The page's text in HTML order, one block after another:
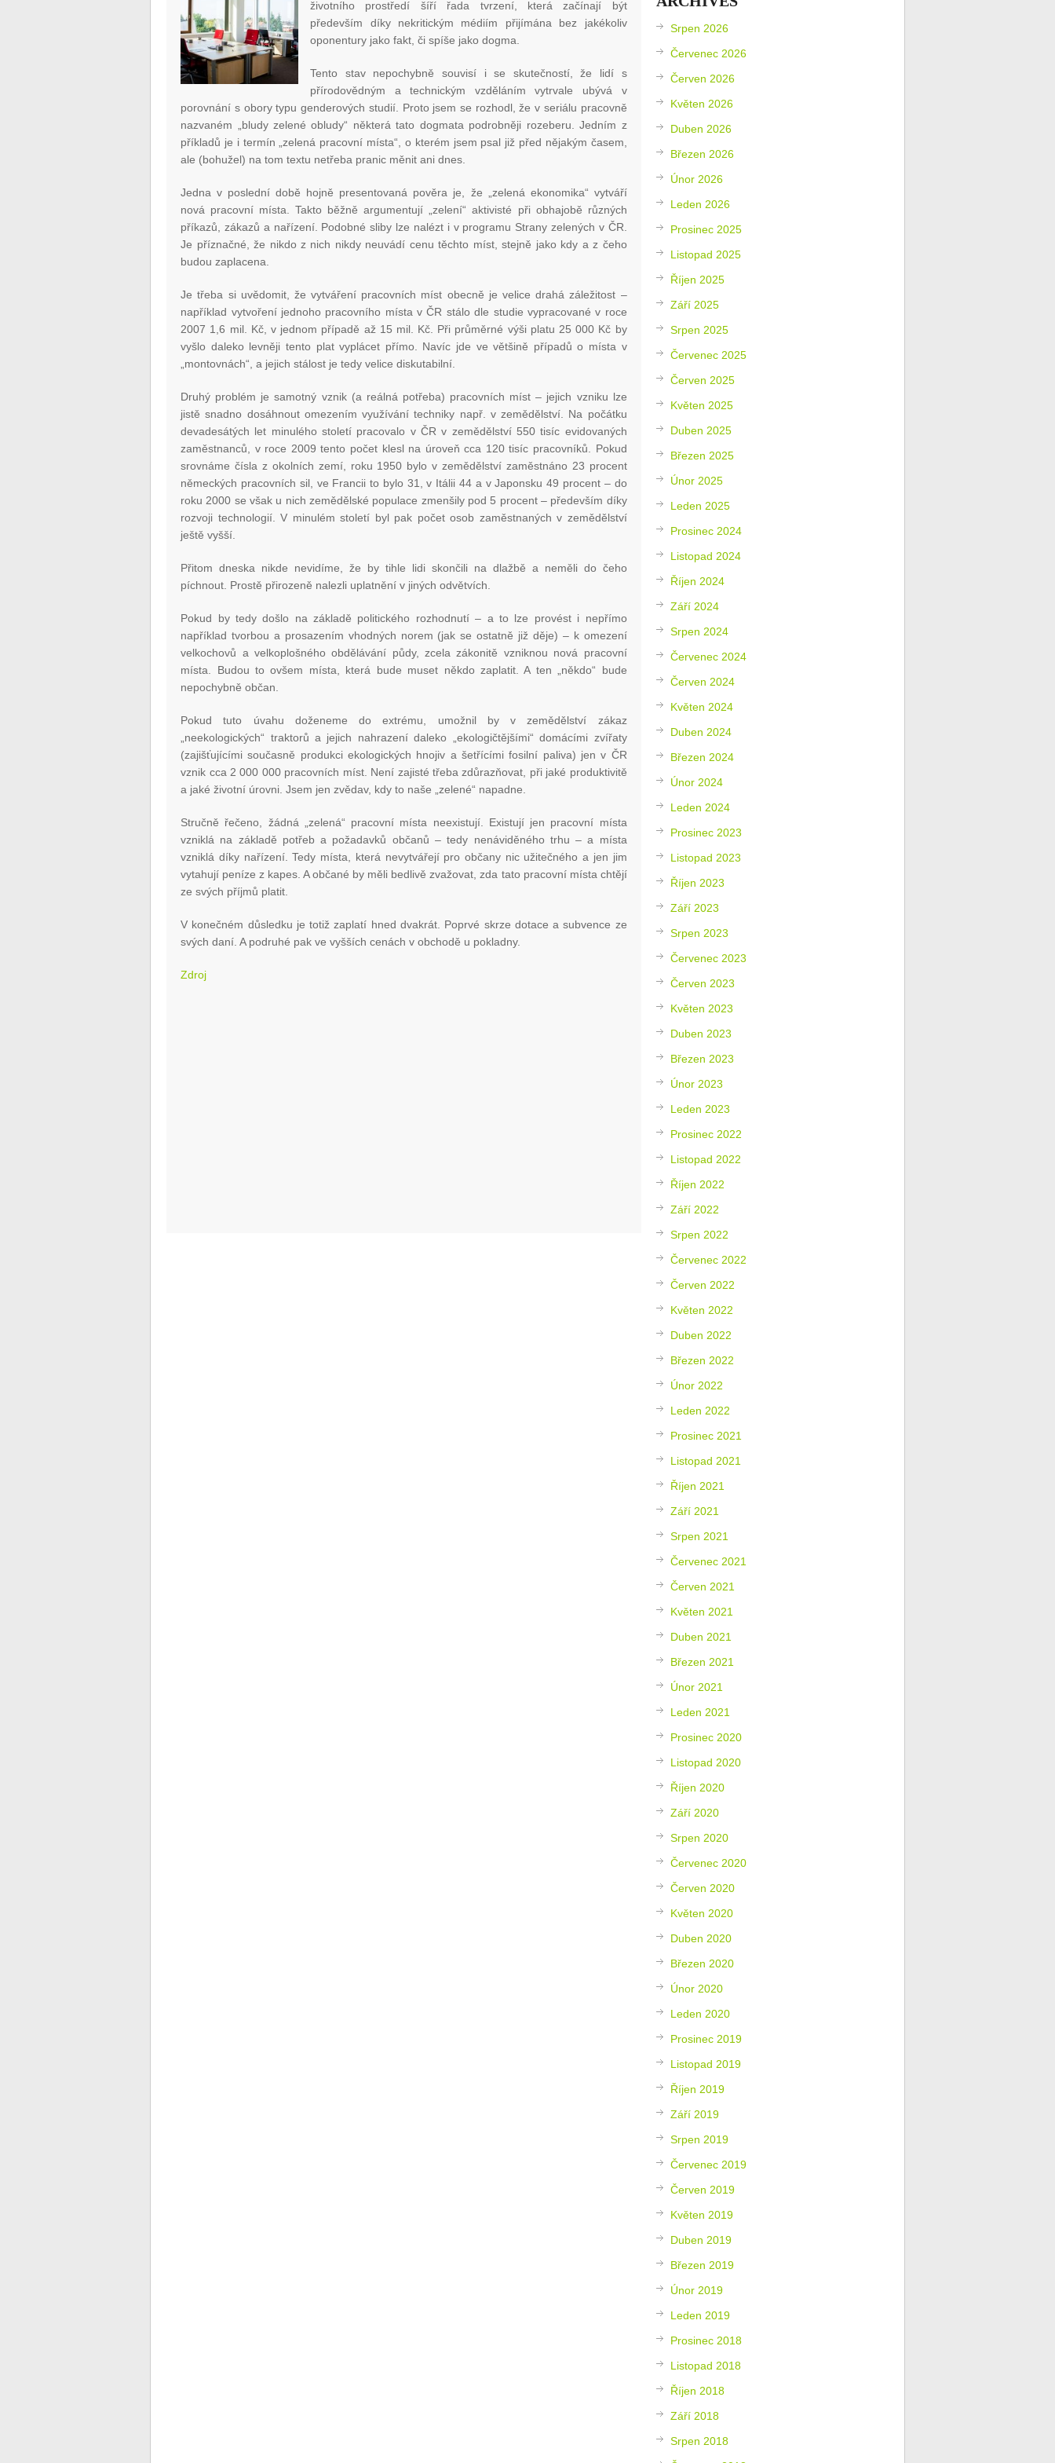
životního prostředí šíří řada tvrzení, která začínají být
především díky nekritickým médiím přijímána bez jakékoliv
oponentury jako fakt, či spíše jako dogma.
Tento stav nepochybně souvisí i se skutečností, že lidí s
přírodovědným a technickým vzděláním vytrvale ubývá v
porovnání s obory typu genderových studií. Proto jsem se rozhodl, že v seriálu pracovně
nazvaném „bludy zelené obludy“ některá tato dogmata podrobněji rozeberu. Jedním z
příkladů je i termín „zelená pracovní místa“, o kterém jsem psal již před nějakým časem,
ale (bohužel) na tom textu netřeba pranic měnit ani dnes.
Jedna v poslední době hojně presentovaná pověra je, že „zelená ekonomika“ vytváří
nová pracovní místa. Takto běžně argumentují „zelení“ aktivisté při obhajobě různých
příkazů, zákazů a nařízení. Podobné sliby lze nalézt i v programu Strany zelených v ČR.
Je příznačné, že nikdo z nich nikdy neuvádí cenu těchto míst, stejně jako kdy a z čeho
budou zaplacena.
Je třeba si uvědomit, že vytváření pracovních míst obecně je velice drahá záležitost –
například vytvoření jednoho pracovního místa v ČR stálo dle studie vypracované v roce
2007 1,6 mil. Kč, v jednom případě až 15 mil. Kč. Při průměrné výši platu 25 000 Kč by
vyšlo daleko levněji tento plat vyplácet přímo. Navíc jde ve většině případů o místa v
„montovnách“, a jejich stálost je tedy velice diskutabilní.
Druhý problém je samotný vznik (a reálná potřeba) pracovních míst – jejich vzniku lze
jistě snadno dosáhnout omezením využívání techniky např. v zemědělství. Na počátku
devadesátých let minulého století pracovalo v ČR v zemědělství 550 tisíc evidovaných
zaměstnanců, v roce 2009 tento počet klesl na úroveň cca 120 tisíc pracovníků. Pokud
srovnáme čísla z okolních zemí, roku 1950 bylo v zemědělství zaměstnáno 23 procent
německých pracovních sil, ve Francii to bylo 31, v Itálii 44 a v Japonsku 49 procent – do
roku 2000 se však u nich zemědělské populace zmenšily pod 5 procent – především díky
rozvoji technologií. V minulém století byl pak počet osob zaměstnaných v zemědělství
ještě vyšší.
Přitom dneska nikde nevidíme, že by tihle lidi skončili na dlažbě a neměli do čeho
píchnout. Prostě přirozeně nalezli uplatnění v jiných odvětvích.
Pokud by tedy došlo na základě politického rozhodnutí – a to lze provést i nepřímo
například tvorbou a prosazením vhodných norem (jak se ostatně již děje) – k omezení
velkochovů a velkoplošného obdělávání půdy, zcela zákonitě vzniknou nová pracovní
místa. Budou to ovšem místa, která bude muset někdo zaplatit. A ten „někdo“ bude
nepochybně občan.
Pokud tuto úvahu doženeme do extrému, umožnil by v zemědělství zákaz
„neekologických“ traktorů a jejich nahrazení daleko „ekologičtějšími“ domácími zvířaty
(zajišťujícími současně produkci ekologických hnojiv a šetřícími fosilní paliva) jen v ČR
vznik cca 2 000 000 pracovních míst. Není zajisté třeba zdůrazňovat, při jaké produktivitě
a jaké životní úrovni. Jsem jen zvědav, kdy to naše „zelené“ napadne.
Stručně řečeno, žádná „zelená“ pracovní místa neexistují. Existují jen pracovní místa
vzniklá na základě potřeb a požadavků občanů – tedy nenáviděného trhu – a místa
vzniklá díky nařízení. Tedy místa, která nevytvářejí pro občany nic užitečného a jen jim
vytahují peníze z kapes. A občané by měli bedlivě zvažovat, zda tato pracovní místa chtějí
ze svých příjmů platit.
V konečném důsledku je totiž zaplatí hned dvakrát. Poprvé skrze dotace a subvence ze
svých daní. A podruhé pak ve vyšších cenách v obchodě u pokladny.
Zdroj
Srpen 2026
Červenec 2026
Červen 2026
Květen 2026
Duben 2026
Březen 2026
Únor 2026
Leden 2026
Prosinec 2025
Listopad 2025
Říjen 2025
Září 2025
Srpen 2025
Červenec 2025
Červen 2025
Květen 2025
Duben 2025
Březen 2025
Únor 2025
Leden 2025
Prosinec 2024
Listopad 2024
Říjen 2024
Září 2024
Srpen 2024
Červenec 2024
Červen 2024
Květen 2024
Duben 2024
Březen 2024
Únor 2024
Leden 2024
Prosinec 2023
Listopad 2023
Říjen 2023
Září 2023
Srpen 2023
Červenec 2023
Červen 2023
Květen 2023
Duben 2023
Březen 2023
Únor 2023
Leden 2023
Prosinec 2022
Listopad 2022
Říjen 2022
Září 2022
Srpen 2022
Červenec 2022
Červen 2022
Květen 2022
Duben 2022
Březen 2022
Únor 2022
Leden 2022
Prosinec 2021
Listopad 2021
Říjen 2021
Září 2021
Srpen 2021
Červenec 2021
Červen 2021
Květen 2021
Duben 2021
Březen 2021
Únor 2021
Leden 2021
Prosinec 2020
Listopad 2020
Říjen 2020
Září 2020
Srpen 2020
Červenec 2020
Červen 2020
Květen 2020
Duben 2020
Březen 2020
Únor 2020
Leden 2020
Prosinec 2019
Listopad 2019
Říjen 2019
Září 2019
Srpen 2019
Červenec 2019
Červen 2019
Květen 2019
Duben 2019
Březen 2019
Únor 2019
Leden 2019
Prosinec 2018
Listopad 2018
Říjen 2018
Září 2018
Srpen 2018